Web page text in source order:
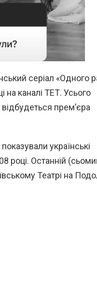
серіал «Одного
на каналі ТЕТ. Усього
прем’єра
українські
році. Останній
Театрі на